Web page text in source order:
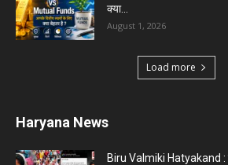
क्या...
August 1, 2026
Load more
Haryana News
Biru Valmiki Hatyakand :